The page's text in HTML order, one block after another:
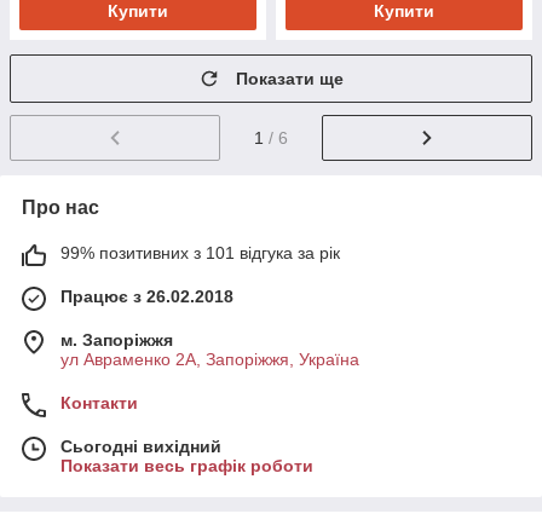
Купити Купити
Показати ще
1 / 6
Про нас
99% позитивних з 101 відгука за рік
Працює з 26.02.2018
м. Запоріжжя
ул Авраменко 2А, Запоріжжя, Україна
Контакти
Сьогодні вихідний
Показати весь графік роботи